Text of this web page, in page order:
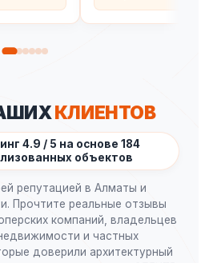
КЛИЕНТОВ
4.9 / 5 на основе 184
объектов
репутацией в Алматы и
Прочтите реальные отзывы
компаний, владельцев
и частных
доверили архитектурный